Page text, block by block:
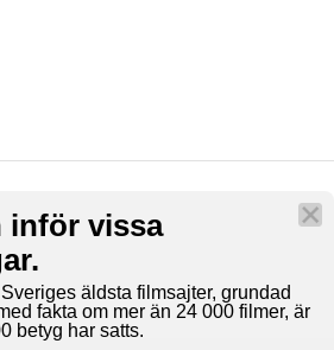
inför vissa
äldsta filmsajter, grundad
fakta om mer än 24 000 filmer, är
betyg har satts.